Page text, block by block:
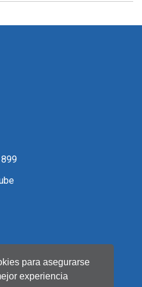
para asegurarse
experiencia